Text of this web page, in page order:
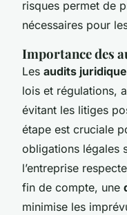
risques permet de
nécessaires pour
Importance des
Les audits
lois et régulations,
évitant les litiges
étape est cruciale
obligations légales
l’entreprise
fin de compte, une
minimise les